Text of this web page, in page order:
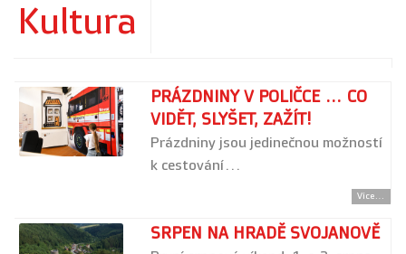
Kultura
PRÁZDNINY V POLIČCE ... CO
VIDĚT, SLYŠET, ZAŽÍT!
Prázdniny jsou jedinečnou možností
k cestování…
Více...
SRPEN NA HRADĚ SVOJANOVĚ